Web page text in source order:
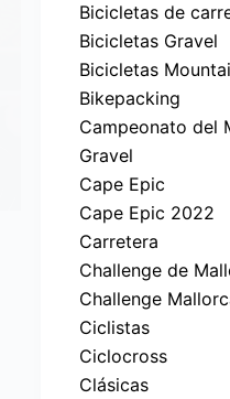
Bicicletas de
Bicicletas Gravel
Bicicletas
Bikepacking
Campeonato del
Gravel
Cape Epic
Cape Epic 2022
Carretera
Challenge de
Challenge
Ciclistas
Ciclocross
Clásicas